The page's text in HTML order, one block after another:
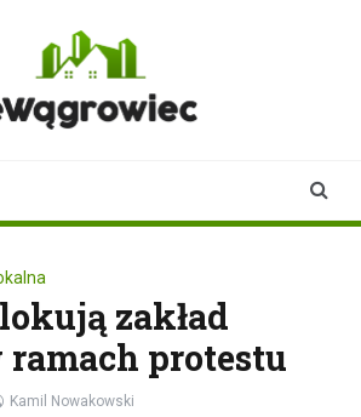
zakład
protestu
Kamil Nowakowski